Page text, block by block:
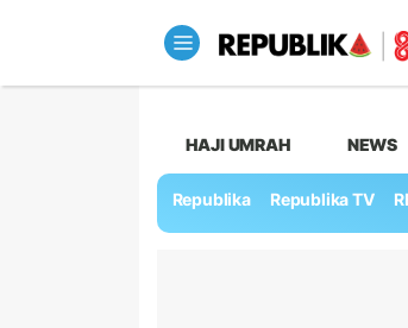
HAJI UMRAH NEWS
Republika Republika TV